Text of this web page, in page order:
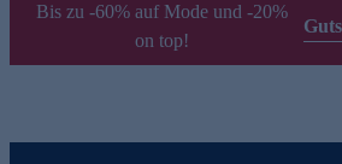
Bis zu -60% auf Mode und -20%
on top!